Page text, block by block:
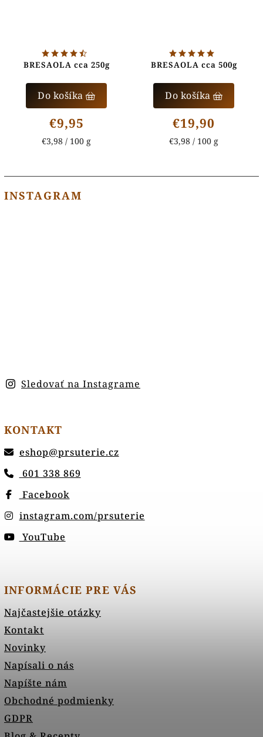
BRESAOLA cca 250g
€9,95
€3,98 / 100 g
Do košíka
BRESAOLA cca 500g
€19,90
€3,98 / 100 g
Do košíka
INSTAGRAM
Sledovať na Instagrame
KONTAKT
eshop@prsuterie.cz
601 338 869
Facebook
instagram.com/prsuterie
YouTube
INFORMÁCIE PRE VÁS
Najčastejšie otázky
Kontakt
Novinky
Napísali o nás
Napíšte nám
Obchodné podmienky
GDPR